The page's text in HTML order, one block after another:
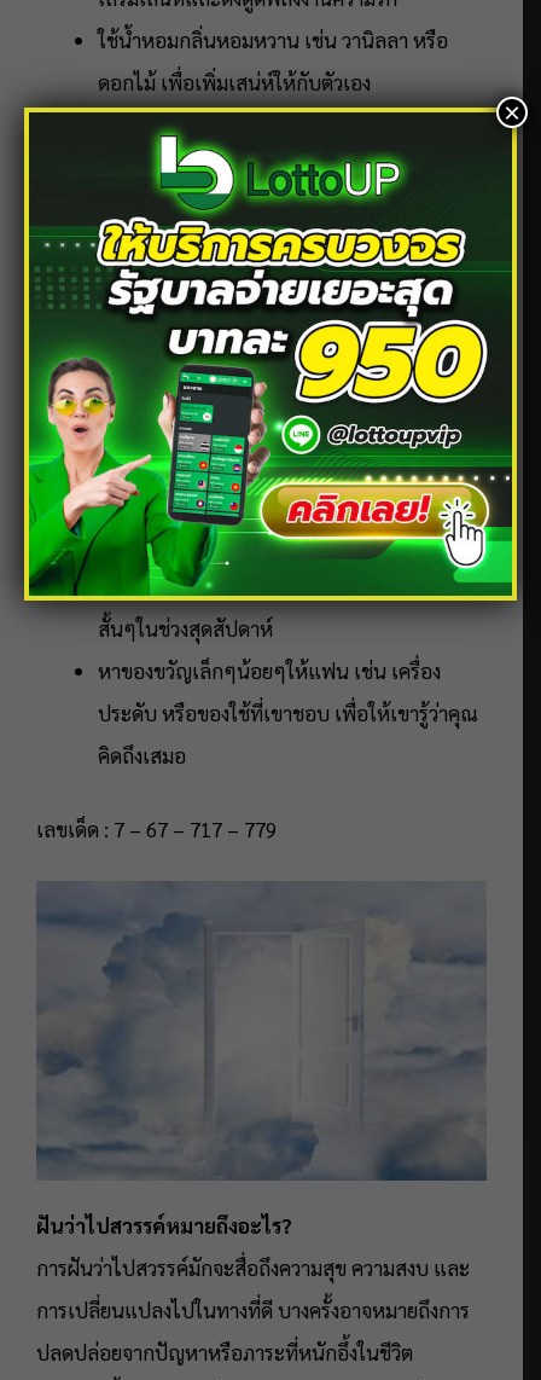
ใช้น้ำหอมกลิ่นหอมหวาน เช่น วานิลลา หรือ
ดอกไม้ เพื่อเพิ่มเสน่ห์ให้กับตัวเอง
ช่วงนี้คุณโดดเด่นเป็นพิเศษ ไปที่ไหนก็มีแต่คนให้ความ
สนใจ จนแฟนของคุณเริ่มมีอาการหวงเบา ๆ แม้ว่าจะ
เป็นเรื่องที่ทำให้คุณยิ้มได้ แต่ก็ควรทำให้เขามั่นใจใน
ความรักของคุณด้วย การเอาใจใส่และแสดงออกว่าเขา
สำคัญสำหรับคุณ จะช่วยให้ความสัมพันธ์แน่นแฟ้นขึ้น
คำแนะนำเสริมดวง:
พาแฟนไปเดตในสถานที่ใหม่ๆ เพื่อเติมเต็ม
ความหวาน เช่น ดินเนอร์ใต้แสงเทียน หรือทริป
สั้นๆในช่วงสุดสัปดาห์
หาของขวัญเล็กๆน้อยๆให้แฟน เช่น เครื่อง
ประดับ หรือของใช้ที่เขาชอบ เพื่อให้เขารู้ว่าคุณ
คิดถึงเสมอ
เลขเด็ด : 7 – 67 – 717 – 779
ฝันว่าไปสวรรค์หมายถึงอะไร?
การฝันว่าไปสวรรค์มักจะสื่อถึงความสุข ความสงบ และ
การเปลี่ยนแปลงไปในทางที่ดี บางครั้งอาจหมายถึงการ
ปลดปล่อยจากปัญหาหรือภาระที่หนักอึ้งในชีวิต
×